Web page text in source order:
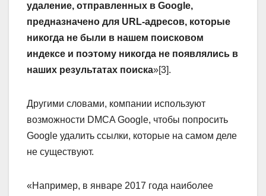
удаление, отправленных в Google,
предназначено для URL-адресов, которые
никогда не были в нашем поисковом
индексе и поэтому никогда не появлялись в
наших результатах поиска»[3].
Другими словами, компании используют
возможности DMCA Google, чтобы попросить
Google удалить ссылки, которые на самом деле
не существуют.
«Например, в январе 2017 года наиболее